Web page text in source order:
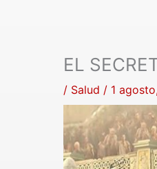
EL
/ Salud / 1